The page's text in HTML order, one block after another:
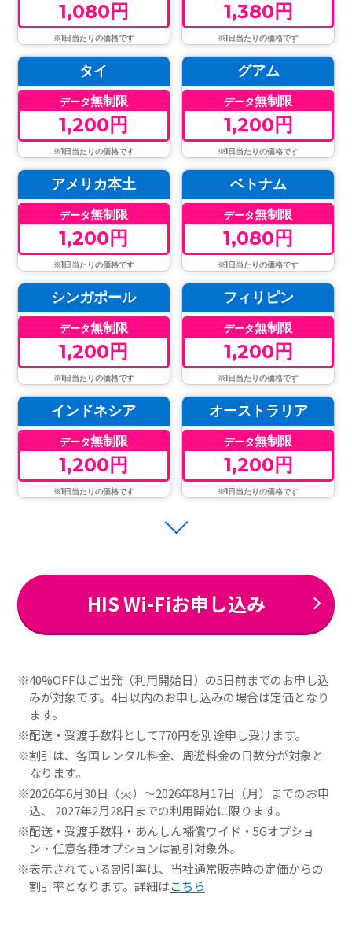
1,080円
※1日当たりの価格です
1,380円
※1日当たりの価格です
タイ
データ無制限
1,200円
※1日当たりの価格です
グアム
データ無制限
1,200円
※1日当たりの価格です
アメリカ本土
データ無制限
1,200円
※1日当たりの価格です
ベトナム
データ無制限
1,080円
※1日当たりの価格です
シンガポール
データ無制限
1,200円
※1日当たりの価格です
フィリピン
データ無制限
1,200円
※1日当たりの価格です
インドネシア
データ無制限
1,200円
※1日当たりの価格です
オーストラリア
データ無制限
1,200円
※1日当たりの価格です
HIS Wi-Fiお申し込み
40%OFFはご出発（利用開始日）の5日前までのお申し込
みが対象です。4日以内のお申し込みの場合は定価となり
ます。
配送・受渡手数料として770円を別途申し受けます。
割引は、各国レンタル料金、周遊料金の日数分が対象と
なります。
2026年6月30日（火）～2026年8月17日（月）までのお申
込、 2027年2月28日までの利用開始に限ります。
配送・受渡手数料・あんしん補償ワイド・5Gオプショ
ン・任意各種オプションは割引対象外。
表示されている割引率は、当社通常販売時の定価からの
割引率となります。詳細はこちら